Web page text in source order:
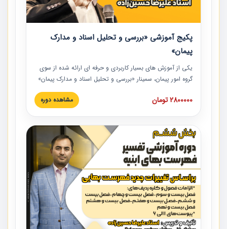
پکیج آموزشی «بررسی و تحلیل اسناد و مدارک
پیمان»
یکی از آموزش‏‏‏‏‏‏ های بسیار کاربردی و حرفه‏ ای ارائه شده از سوی
گروه امور پیمان، سمینار «بررسی و تحلیل اسناد و مدارک پیمان»
است که در دانشگاه صنعتی شریف ارائه شد. در این آموزش
نکات کلیدی مربوط به اسناد و مدارک پیمان، اولویت بندی اسناد
پیمان به همراه تجربیات عملی در این خصوص ارائه شده است.
2800000 تومان مشاهده دوره